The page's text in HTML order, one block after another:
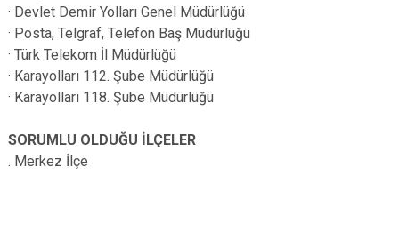
· Devlet Demir Yolları Genel Müdürlüğü
· Posta, Telgraf, Telefon Baş Müdürlüğü
· Türk Telekom İl Müdürlüğü
· Karayolları 112. Şube Müdürlüğü
· Karayolları 118. Şube Müdürlüğü
SORUMLU OLDUĞU İLÇELER
. Merkez İlçe